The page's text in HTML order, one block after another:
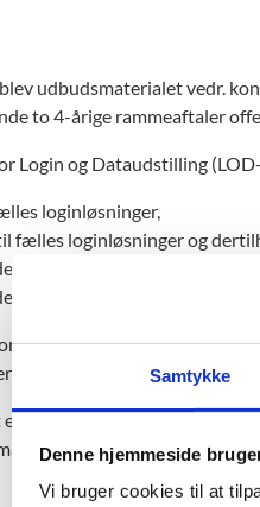
Samtykke
Denne hjemmeside
Vi bruger cookies til at
udbudsmaterialet vedr.
to 4-årige rammeaftaler
Login og Dataudstilling
loginløsninger,
fælles loginløsninger og
procesunderstøtter et fælles
procesunderstøtter
Optagelse og håndtering af
ministeriets opgaver vedr.
tilgængeligt i